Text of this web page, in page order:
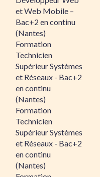
et Web Mobile –
Bac+2 en continu
(Nantes)
Formation
Technicien
Supérieur Systèmes
et Réseaux - Bac+2
en continu
(Nantes)
Formation
Technicien
Supérieur Systèmes
et Réseaux - Bac+2
en continu
(Nantes)